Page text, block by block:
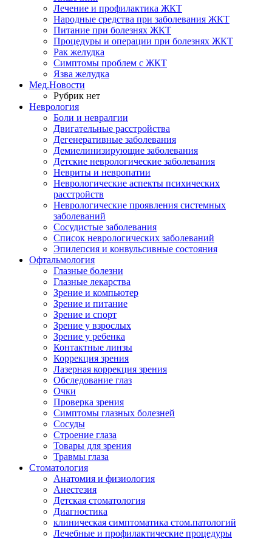
Лечение и профилактика ЖКТ
Народные средства при заболевания ЖКТ
Питание при болезнях ЖКТ
Процедуры и операции при болезнях ЖКТ
Рак желудка
Симптомы проблем с ЖКТ
Язва желудка
Мед.Новости
Рубрик нет
Неврология
Боли и невралгии
Двигательные расстройства
Дегенеративные заболевания
Демиелинизирующие заболевания
Детские неврологические заболевания
Невриты и невропатии
Неврологические аспекты психических
расстройств
Неврологические проявления системных
заболеваний
Сосудистые заболевания
Список неврологических заболеваний
Эпилепсия и конвульсивные состояния
Офтальмология
Глазные болезни
Глазные лекарства
Зрение и компьютер
Зрение и питание
Зрение и спорт
Зрение у взрослых
Зрение у ребенка
Контактные линзы
Коррекция зрения
Лазерная коррекция зрения
Обследование глаз
Очки
Проверка зрения
Симптомы глазных болезней
Сосуды
Строение глаза
Товары для зрения
Травмы глаза
Стоматология
Анатомия и физиология
Анестезия
Детская стоматология
Диагностика
клиническая симптоматика стом.патологий
Лечебные и профилактические процедуры